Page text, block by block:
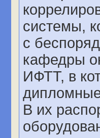
системы,
с
кафедры
ИФТТ, в
В их